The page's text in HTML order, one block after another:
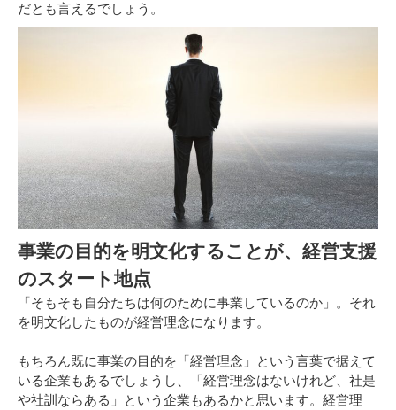
だとも言えるでしょう。
事業の目的を明文化することが、経営支援
のスタート地点
「そもそも自分たちは何のために事業しているのか」。それ
を明文化したものが経営理念になります。
もちろん既に事業の目的を「経営理念」という言葉で据えて
いる企業もあるでしょうし、「経営理念はないけれど、社是
や社訓ならある」という企業もあるかと思います。経営理